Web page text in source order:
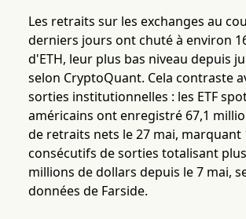
Les retraits sur les exchanges au
derniers jours ont chuté à environ
d'ETH, leur plus bas niveau depuis
selon CryptoQuant. Cela contraste
sorties institutionnelles : les ETF
américains ont enregistré 67,1
de retraits nets le 27 mai, marquant
consécutifs de sorties totalisant
millions de dollars depuis le 7 mai,
données de Farside.